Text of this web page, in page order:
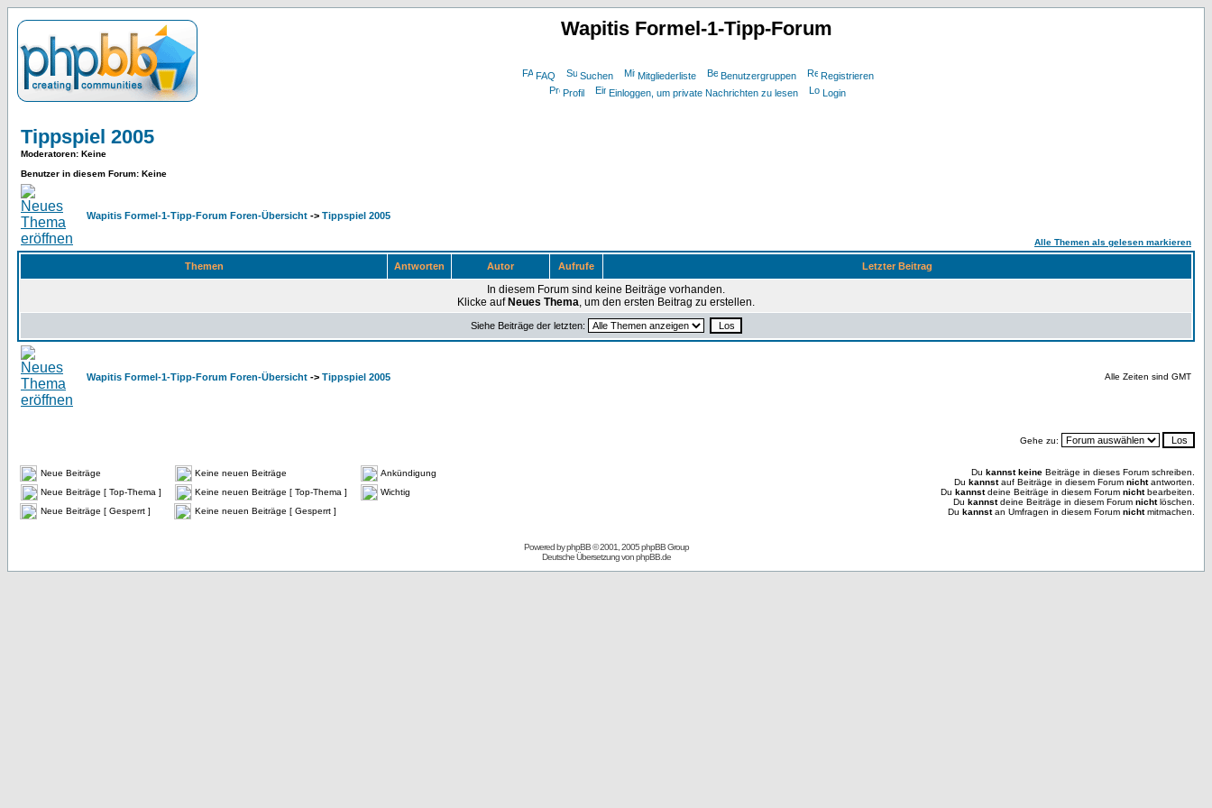
Wapitis Formel-1-Tipp-Forum
FAQ Suchen Mitgliederliste Benutzergruppen
Registrieren
Profil
Einloggen, um private Nachrichten zu lesen Login
Tippspiel 2005
Moderatoren: Keine
Benutzer in diesem Forum: Keine
Wapitis Formel-1-Tipp-Forum Foren-Übersicht -> Tippspiel 2005
Alle Themen als gelesen markieren
Themen Antworten Autor Aufrufe Letzter Beitrag
In diesem Forum sind keine Beiträge vorhanden.
Klicke auf Neues Thema, um den ersten Beitrag zu erstellen.
Siehe Beiträge der letzten:
Wapitis Formel-1-Tipp-Forum Foren-Übersicht -> Tippspiel 2005 Alle Zeiten sind GMT
Gehe zu:
Neue Beiträge Keine neuen Beiträge
Ankündigung
Neue Beiträge [ Top-Thema ]
Keine neuen Beiträge [ Top-Thema ]
Wichtig
Neue Beiträge [ Gesperrt ]
Keine neuen Beiträge [ Gesperrt ]
Du kannst keine Beiträge in dieses Forum schreiben.
Du kannstauf Beiträge in diesem Forum nichtantworten.
Du kannstdeine Beiträge in diesem Forum nichtbearbeiten.
Du kannstdeine Beiträge in diesem Forum nichtlöschen.
Du kannstan Umfragen in diesem Forum nichtmitmachen.
Powered byphpBB© 2001, 2005 phpBB Group
Deutsche Übersetzung vonphpBB.de